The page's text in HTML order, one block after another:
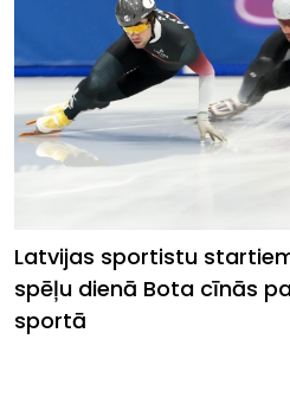
Latvijas sportistu
spēļu dienā Bota cīnās
sportā